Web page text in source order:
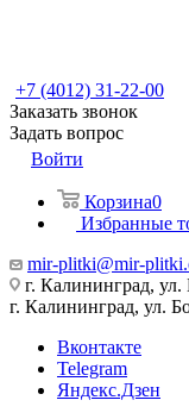
+7 (4012) 31-22-00
Заказать звонок
Задать вопрос
Войти
Корзина0
Избранные
mir-plitki@mir-
г. Калининград,
г. Калининград, ул.
Вконтакте
Telegram
Яндекс.Дзен